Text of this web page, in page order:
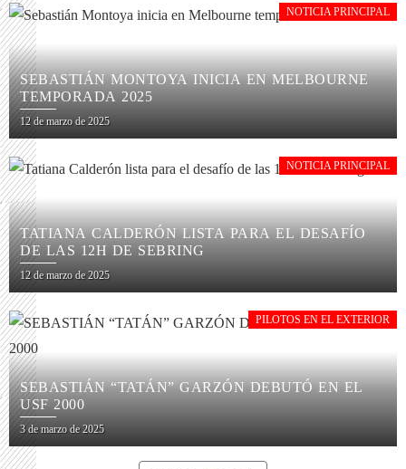
NOTICIA PRINCIPAL
SEBASTIÁN MONTOYA INICIA EN MELBOURNE
TEMPORADA 2025
12 de marzo de 2025
NOTICIA PRINCIPAL
TATIANA CALDERÓN LISTA PARA EL DESAFÍO
DE LAS 12H DE SEBRING
12 de marzo de 2025
PILOTOS EN EL EXTERIOR
SEBASTIÁN “TATÁN” GARZÓN DEBUTÓ EN EL
USF 2000
3 de marzo de 2025